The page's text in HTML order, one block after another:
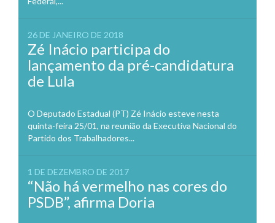
26 DE JANEIRO DE 2018
Zé Inácio participa do
lançamento da pré-candidatura
de Lula
O Deputado Estadual (PT) Zé Inácio esteve nesta
quinta-feira 25/01, na reunião da Executiva Nacional do
Partido dos Trabalhadores...
1 DE DEZEMBRO DE 2017
“Não há vermelho nas cores do
PSDB”, afirma Doria